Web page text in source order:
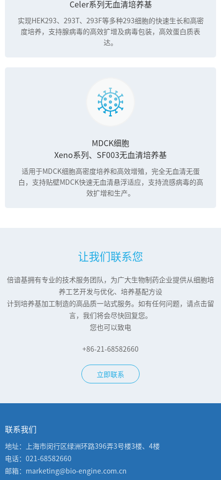
Celer系列无血清培养基
实现HEK293、293T、293F等多种293细胞的快速生长和高密
度培养，支持腺病毒的高效扩增及病毒包装，高效蛋白质表
达。
MDCK细胞
Xeno系列、SF003无血清培养基
适用于MDCK细胞高密度培养和高效增殖，完全无血清无蛋
白，支持贴壁MDCK快速无血清悬浮适应，支持流感病毒的高
效扩增和生产。
让我们联系您
倍谙基拥有专业的技术服务团队，为广大生物制药企业提供从细胞培
养工艺开发与优化、培养基配方设
计到培养基加工制造的高品质一站式服务。如有任何问题，请点击留
言，我们将会尽快回复您。
您也可以致电
+86-21-68582660
立即联系
联系我们
地址：上海市闵行区绿洲环路396弄3号楼3楼、4楼
电话：021-68582660
邮箱：marketing@bio-engine.com.cn